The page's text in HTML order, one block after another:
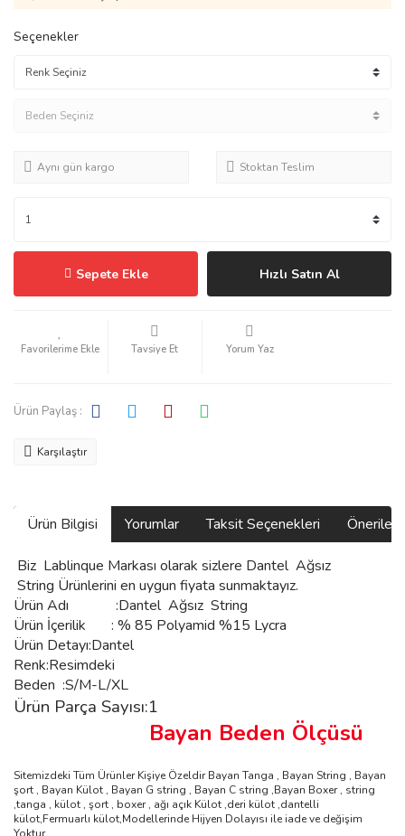
Seçenekler
Aynı gün kargo Stoktan Teslim
Sepete Ekle Hızlı Satın Al
Tavsiye Et Yorum Yaz
Ürün Paylaş :
Karşılaştır
Ürün Bilgisi Yorumlar Taksit Seçenekleri
Biz Lablinque Markası olarak sizlere Dantel Ağsız
String Ürünlerini en uygun fiyata sunmaktayız.
Ürün Adı :Dantel Ağsız String
Ürün İçerilik : % 85 Polyamid %15 Lycra
Ürün Detayı:Dantel
Renk:Resimdeki
Beden :S/M-L/XL
Ürün Parça Sayısı:1
Bayan Beden Ölçüsü
Sitemizdeki Tüm Ürünler Kişiye Özeldir Bayan Tanga , Bayan String , Bayan
şort , Bayan Külot , Bayan G string , Bayan C string ,Bayan Boxer , string
,tanga , külot , şort , boxer , ağı açık Külot ,deri külot ,dantelli
külot,Fermuarlı külot,Modellerinde Hijyen Dolayısı ile iade ve değişim